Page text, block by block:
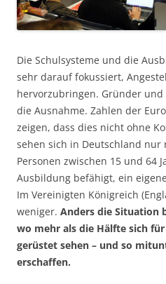
Die Schulsysteme und die
sehr darauf fokussiert,
hervorzubringen. Gründer
die Ausnahme. Zahlen der
zeigen, dass dies nicht ohne
sehen sich in Deutschland
Personen zwischen 15 und 64
Ausbildung befähigt, ein
Im Vereinigten Königreich
weniger. Anders die Situation
wo mehr als die Hälfte sich
gerüstet sehen – und so
erschaffen.